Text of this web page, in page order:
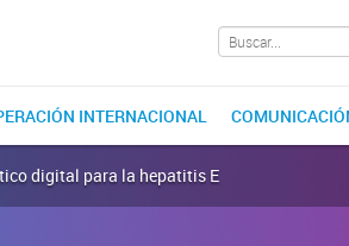
INTERNACIONAL
digital para la hepatitis E